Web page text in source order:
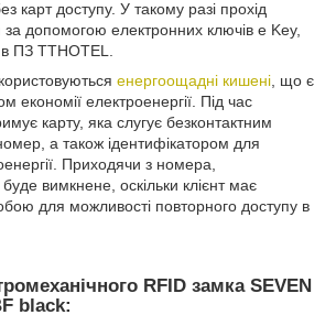
карт доступу. У такому разі прохід
за допомогою електронних ключів e Key,
ПЗ TTHOTEL.
енергоощадні кишені , що є
економії електроенергії. Під час
карту, яка слугує безконтактним
а також ідентифікатором для
Приходячи з номера,
вимкнене, оскільки клієнт має
для можливості повторного доступу в
RFID замка SEVEN
black: